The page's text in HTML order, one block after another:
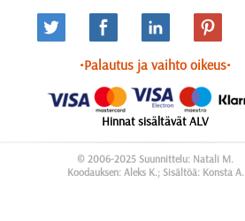
•Palautus ja vaihto oikeus•
Hinnat sisältävät ALV
© 2006-2025 Suunnittelu: Natali M.
Koodauksen: Aleks K.; Sisältöä: Konsta A.